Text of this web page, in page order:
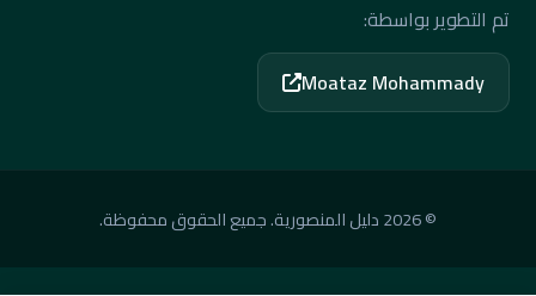
تم التطوير بواسطة:
Moataz Mohammady
© 2026 دليل المنصورية. جميع الحقوق محفوظة.